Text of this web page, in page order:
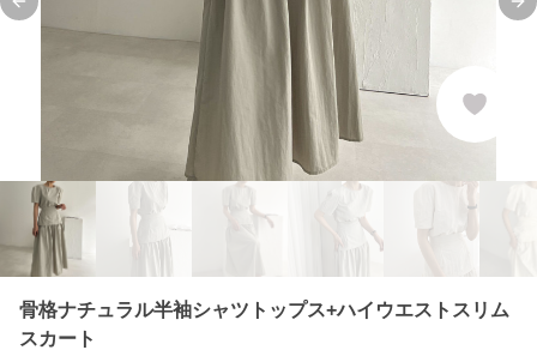
Previous slide
骨格ナチュラル半袖シャツトップス+ハイウエストスリム
スカート